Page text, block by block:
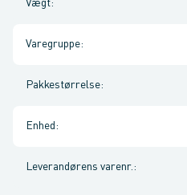
Vægt:
Varegruppe:
Pakkestørrelse:
Enhed :
Leverandørens varenr. :